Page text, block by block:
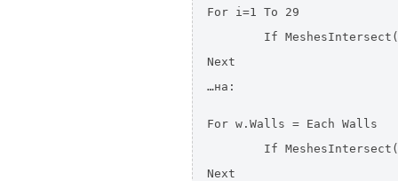
For i=1 To 29
Next
…на:
For w.Walls = Each Walls
Next